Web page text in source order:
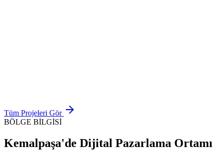
Tüm Projeleri Gör
BÖLGE BİLGİSİ
Kemalpaşa'de Dijital Pazarlama Ortamı